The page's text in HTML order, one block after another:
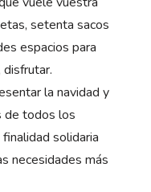
setenta sacos
espacios para
la navidad y
de todos los
solidaria
necesidades más